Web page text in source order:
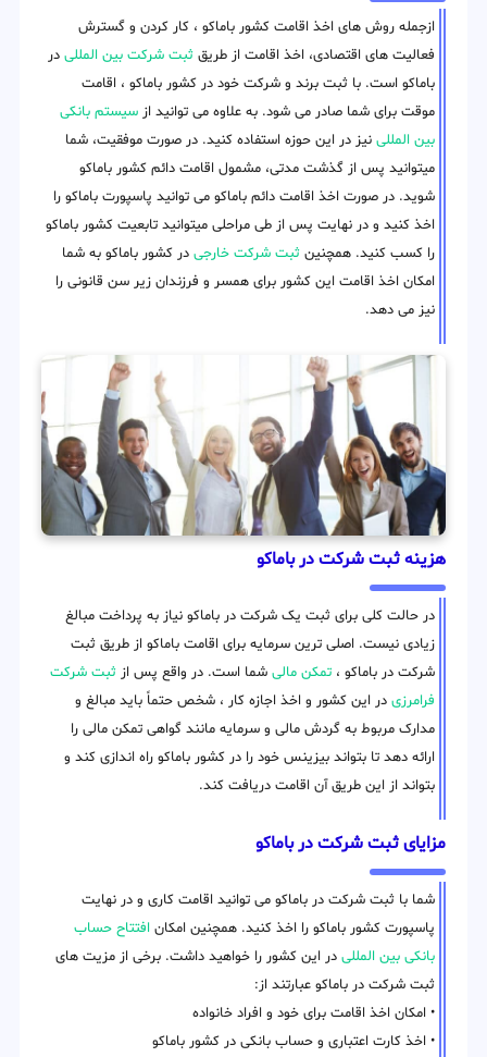
ازجمله روش های اخذ اقامت کشور باماکو ، کار کردن و گسترش
فعالیت های اقتصادی، اخذ اقامت از طریق ثبت شرکت بین المللی در
باماکو است. با ثبت برند و شرکت خود در کشور باماکو ، اقامت
موقت برای شما صادر می شود. به علاوه می توانید از سیستم بانکی
بین المللی نیز در این حوزه استفاده کنید. در صورت موفقیت، شما
میتوانید پس از گذشت مدتی، مشمول اقامت دائم کشور باماکو
شوید. در صورت اخذ اقامت دائم باماکو می توانید پاسپورت باماکو را
اخذ کنید و در نهایت پس از طی مراحلی میتوانید تابعیت کشور باماکو
را کسب کنید. همچنین ثبت شرکت خارجی در کشور باماکو به شما
امکان اخذ اقامت این کشور برای همسر و فرزندان زیر سن قانونی را
نیز می دهد.
هزینه ثبت شرکت در باماکو
در حالت کلی برای ثبت یک شرکت در باماکو نیاز به پرداخت مبالغ
زیادی نیست. اصلی ترین سرمایه برای اقامت باماکو از طریق ثبت
شرکت در باماکو ، تمکن مالی شما است. در واقع پس از ثبت شرکت
فرامرزی در این کشور و اخذ اجازه کار ، شخص حتماً باید مبالغ و
مدارک مربوط به گردش مالی و سرمایه مانند گواهی تمکن مالی را
ارائه دهد تا بتواند بیزینس خود را در کشور باماکو راه اندازی کند و
بتواند از این طریق آن اقامت دریافت کند.
مزایای ثبت شرکت در باماکو
شما با ثبت شرکت در باماکو می توانید اقامت کاری و در نهایت
پاسپورت کشور باماکو را اخذ کنید. همچنین امکان افتتاح حساب
بانکی بین المللی در این کشور را خواهید داشت. برخی از مزیت های
ثبت شرکت در باماکو عبارتند از:
• امکان اخذ اقامت برای خود و افراد خانواده
• اخذ کارت اعتباری و حساب بانکی در کشور باماکو